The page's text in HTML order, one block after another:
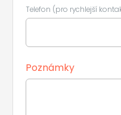
Telefon (pro rychlejší
Poznámky